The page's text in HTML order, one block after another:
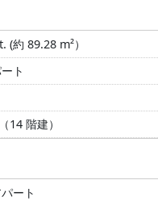
(約 89.28 m²）
ト
階建）
ート